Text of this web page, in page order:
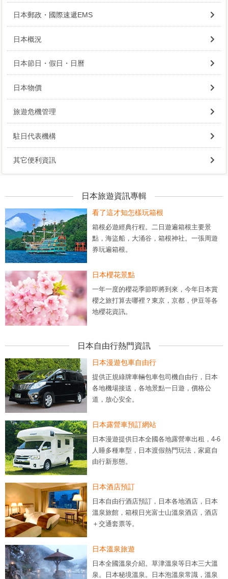
日本郵政・國際速遞EMS
日本概況
日本節日・假日・日曆
日本物價
旅遊危機管理
駐日代表機構
其它便利資訊
日本旅遊資訊專輯
看了這才知怎樣玩箱根
箱根必遊經典行程。二日遊遍箱根主要景
點，海盜船，大涌谷，箱根神社。一張周遊
券玩遍箱根。
日本櫻花景點
一年一度的櫻花季節即將到來，今年日本賞
櫻之旅打算去哪裡？東京，京都，伊豆等各
地櫻花資訊。
日本自由行熱門資訊
日本漫遊包車自由行
提供正規綠牌車輛包車包司機自由行，日本
各地機場接送，各地景點一日遊，價格公
道，放心安全。
日本露營車預訂網站
日本漫遊提供日本全國各地露營車出租，4-6
人睡多種車型，日本渡假熱門玩法，家庭自
由行新形態。
日本酒店預訂
日本自由行酒店預訂，日本各地酒店，日本
溫泉旅館，箱根日光富士山溫泉酒店，酒店
＋交通套票等。
日本溫泉旅遊
日本全國溫泉介紹。草津溫泉等日本三大溫
泉。日本秘境溫泉。日本泡溫泉常識，溫泉